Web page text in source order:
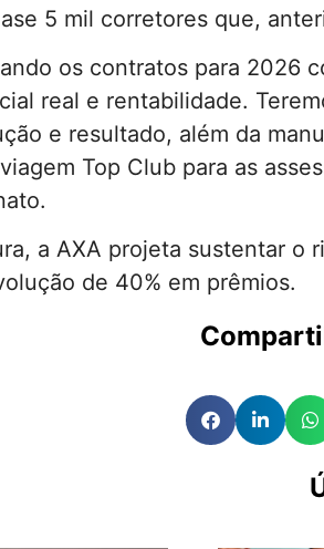
5 mil corretores que,
os contratos para 2026
real e rentabilidade.
e resultado, além da
Top Club para as
a AXA projeta sustentar o
de 40% em prêmios.